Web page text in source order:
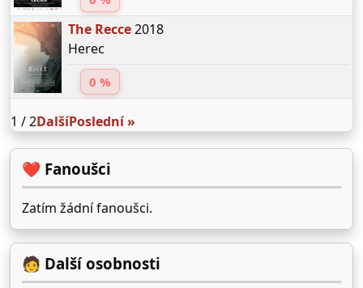
The Recce2018
Herec
0 %
1 / 2DalšíPoslední »
❤️ Fanoušci
Zatím žádní fanoušci.
🧑 Další osobnosti